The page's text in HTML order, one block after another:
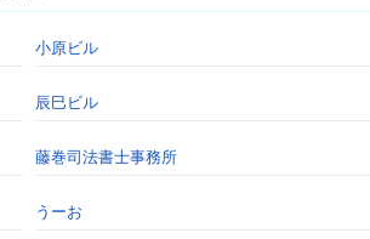
小原ビル
辰巳ビル
藤巻司法書士事務所
うーお